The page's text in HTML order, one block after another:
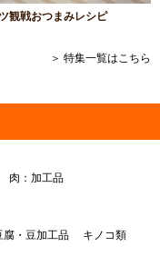
観戦おつまみレシピ
＞ 特集一覧はこちら
肉：加工品
腐・豆加工品
キノコ類